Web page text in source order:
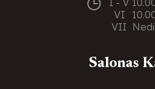
I - V
VI
VII
Salonas